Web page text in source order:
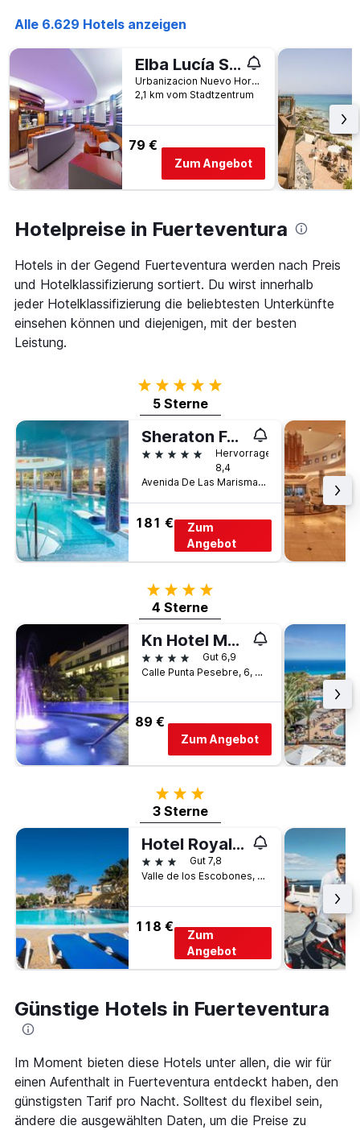
den
durchschnittlichen
Zimmerpreis
Alle 6.629 Hotels anzeigen
Elba Lucía Sport & Suite Hotel
Urbanizacion Nuevo Horizonte, Caleta de Fuste, Fuerteventura, Spanien
2,1 km vom Stadtzentrum
79 €
Zum Angebot
Hotelpreise in Fuerteventura
Hotels in der Gegend Fuerteventura werden nach Preis
und Hotelklassifizierung sortiert. Du wirst innerhalb
jeder Hotelklassifizierung die beliebtesten Unterkünfte
einsehen können und diejenigen, mit der besten
Leistung.
5 Sterne
5 Sterne
Sheraton Fuerteventura Beach, Golf & Spa Resort
5 Sterne
Hervorragend
8,4
Avenida De Las Marismas No. 1, Caleta de Fuste, Fuerteventura, Spanien
181 €
Zum
Angebot
4 Sterne
4 Sterne
Kn Hotel Matas Blancas - Solo Adultos
4 Sterne
Gut 6,9
Calle Punta Pesebre, 6, Costa Calma, Pájara, Fuerteventura, Spanien
89 €
Zum Angebot
3 Sterne
3 Sterne
Hotel Royal Suite
3 SterneGut 7,8
Valle de los Escobones, 1, Costa Calma, Fuerteventura, Spanien
118 €
Zum
Angebot
Günstige Hotels in Fuerteventura
Im Moment bieten diese Hotels unter allen, die wir für
einen Aufenthalt in Fuerteventura entdeckt haben, den
günstigsten Tarif pro Nacht. Solltest du flexibel sein,
ändere die ausgewählten Daten, um die Preise zu